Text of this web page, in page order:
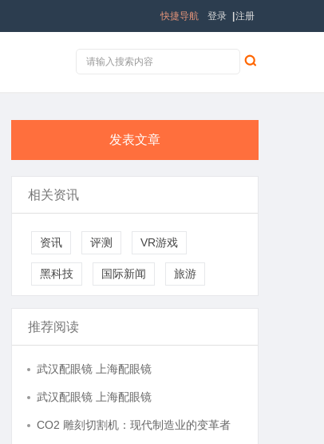
登录 注册
快捷导航
发表文章
相关资讯
资讯 评测 VR游戏
黑科技 国际新闻 旅游
推荐阅读
武汉配眼镜 上海配眼镜
武汉配眼镜 上海配眼镜
CO2 雕刻切割机：现代制造业的变革者